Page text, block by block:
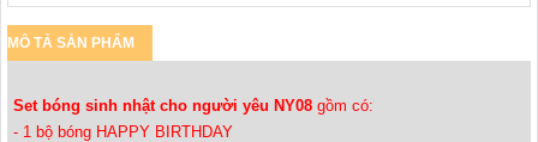
MÔ TẢ SẢN PHẨM
Set bóng sinh nhật cho người yêu NY08 gồm có:
- 1 bộ bóng HAPPY BIRTHDAY